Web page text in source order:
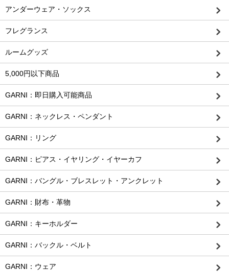
アンダーウェア・ソックス
フレグランス
ルームグッズ
5,000円以下商品
GARNI：即日購入可能商品
GARNI：ネックレス・ペンダント
GARNI：リング
GARNI：ピアス・イヤリング・イヤーカフ
GARNI：バングル・ブレスレット・アンクレット
GARNI：財布・革物
GARNI：キーホルダー
GARNI：バックル・ベルト
GARNI：ウェア